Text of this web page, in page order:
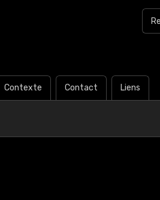
Contexte Contact Liens